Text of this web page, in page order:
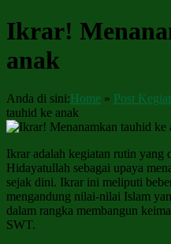
Ikrar!
anak
Anda di sini:Home » Post
tauhid ke anak
Ikrar adalah kegiatan rutin
Hidayatullah sebagai upaya
sejak dini. Ikrar ini meliputi
mengandung nilai-nilai Islam
dalam rangka membangun
SWT.